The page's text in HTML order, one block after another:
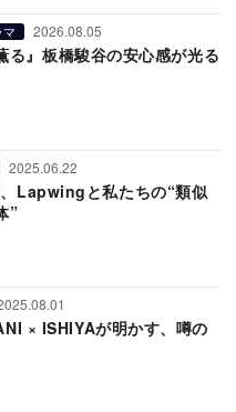
2026.08.05
る』板橋駿谷の安心感が光る
2025.06.22
Lapwingと私たちの“類似
”
× ISHIYAが明かす、噂の